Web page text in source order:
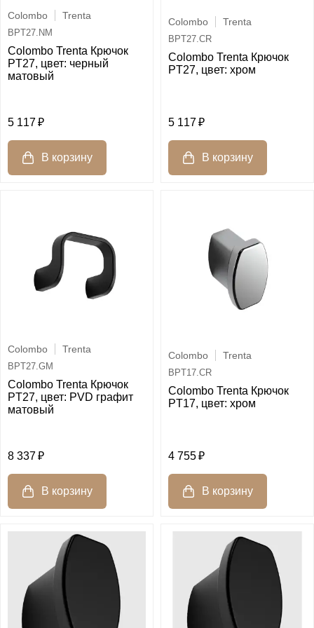
Colombo Trenta
BPT27.NM
Colombo Trenta Крючок
PT27, цвет: черный
матовый
5 117
Colombo Trenta
BPT27.CR
Colombo Trenta Крючок
PT27, цвет: хром
5 117
Colombo Trenta
BPT27.GM
Colombo Trenta Крючок
PT27, цвет: PVD графит
матовый
8 337
Colombo Trenta
BPT17.CR
Colombo Trenta Крючок
PT17, цвет: хром
4 755